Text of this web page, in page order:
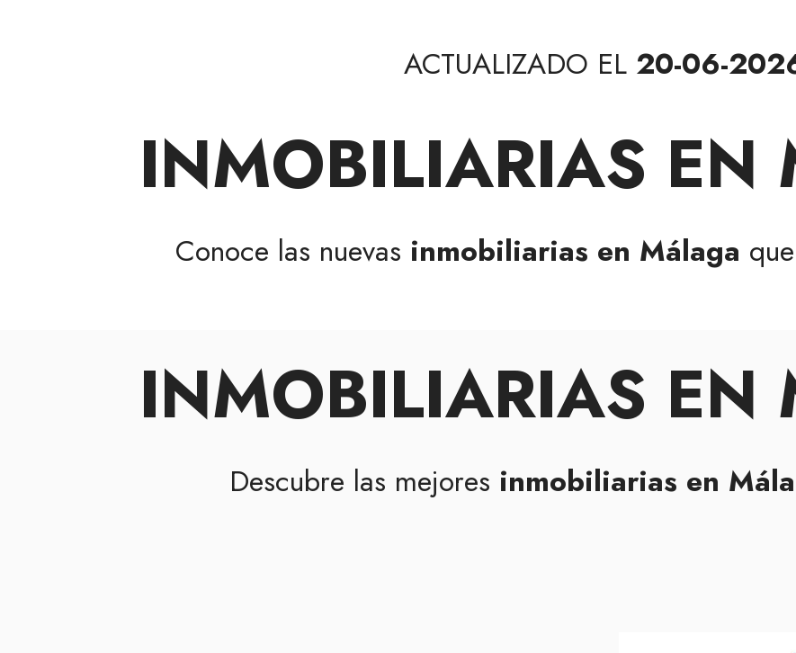
ACTUALIZADO EL 20-06-
INMOBILIARIAS EN
Conoce las nuevas inmobiliarias en Málaga
INMOBILIARIAS EN
Descubre las mejores inmobiliarias en